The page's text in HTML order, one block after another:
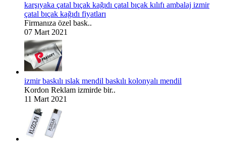
karşıyaka çatal bıçak kağıdı çatal bıçak kılıfı ambalaj izmir
çatal bıçak kağıdı fiyatları
Firmanıza özel bask..
07 Mart 2021
izmir baskılı ıslak mendil baskılı kolonyalı mendil
Kordon Reklam izmirde bir..
11 Mart 2021